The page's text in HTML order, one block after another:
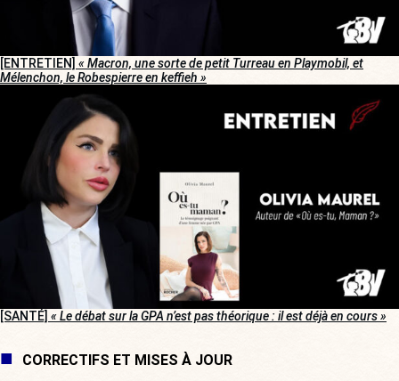
[ENTRETIEN] « Macron, une sorte de petit Turreau en Playmobil, et
Mélenchon, le Robespierre en keffieh »
[SANTÉ] « Le débat sur la GPA n’est pas théorique : il est déjà en cours »
CORRECTIFS ET MISES À JOUR